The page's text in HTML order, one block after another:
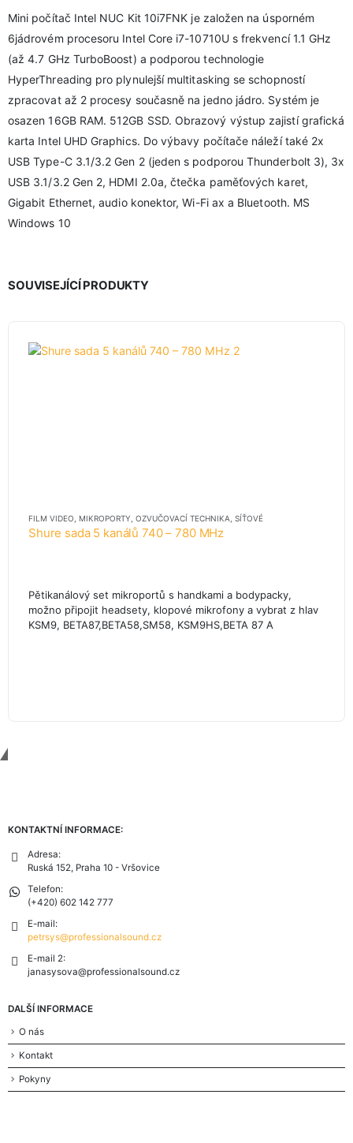
Mini počítač Intel NUC Kit 10i7FNK je založen na úsporném
6jádrovém procesoru Intel Core i7-10710U s frekvencí 1.1 GHz
(až 4.7 GHz TurboBoost) a podporou technologie
HyperThreading pro plynulejší multitasking se schopností
zpracovat až 2 procesy současně na jedno jádro. Systém je
osazen 16GB RAM. 512GB SSD. Obrazový výstup zajistí grafická
karta Intel UHD Graphics. Do výbavy počítače náleží také 2x
USB Type-C 3.1/3.2 Gen 2 (jeden s podporou Thunderbolt 3), 3x
USB 3.1/3.2 Gen 2, HDMI 2.0a, čtečka paměťových karet,
Gigabit Ethernet, audio konektor, Wi-Fi ax a Bluetooth. MS
Windows 10
SOUVISEJÍCÍ PRODUKTY
FILM VIDEO MIKROPORTY OZVUČOVACÍ TECHNIKA SÍŤOVÉ
Shure sada 5 kanálů 740 – 780 MHz
Pětikanálový set mikroportů s handkami a bodypacky,
možno připojit headsety, klopové mikrofony a vybrat z hlav
KSM9, BETA87,BETA58,SM58, KSM9HS,BETA 87 A
KONTAKTNÍ INFORMACE:
Adresa:
Ruská 152, Praha 10 - Vršovice
Telefon:
(+420) 602 142 777
E-mail:
petrsys@professionalsound.cz
E-mail 2:
janasysova@professionalsound.cz
DALŠÍ INFORMACE
O nás
Kontakt
Pokyny